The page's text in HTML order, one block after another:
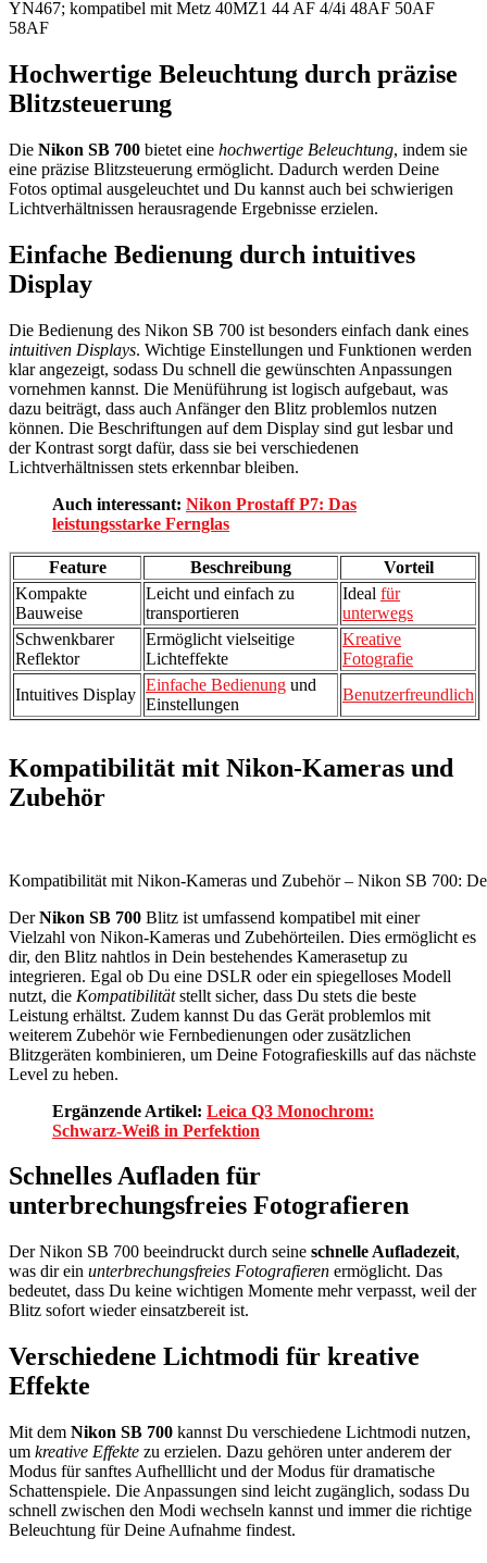
YN467; kompatibel mit Metz 40MZ1 44 AF 4/4i 48AF 50AF
58AF
Hochwertige Beleuchtung durch präzise
Blitzsteuerung
Die Nikon SB 700 bietet eine hochwertige Beleuchtung, indem sie
eine präzise Blitzsteuerung ermöglicht. Dadurch werden Deine
Fotos optimal ausgeleuchtet und Du kannst auch bei schwierigen
Lichtverhältnissen herausragende Ergebnisse erzielen.
Einfache Bedienung durch intuitives
Display
Die Bedienung des Nikon SB 700 ist besonders einfach dank eines
intuitiven Displays. Wichtige Einstellungen und Funktionen werden
klar angezeigt, sodass Du schnell die gewünschten Anpassungen
vornehmen kannst. Die Menüführung ist logisch aufgebaut, was
dazu beiträgt, dass auch Anfänger den Blitz problemlos nutzen
können. Die Beschriftungen auf dem Display sind gut lesbar und
der Kontrast sorgt dafür, dass sie bei verschiedenen
Lichtverhältnissen stets erkennbar bleiben.
Auch interessant: Nikon Prostaff P7: Das
leistungsstarke Fernglas
Feature Beschreibung
Vorteil
Kompakte
Bauweise
Leicht und einfach zu
transportieren
Ideal für
unterwegs
Schwenkbarer
Reflektor
Ermöglicht vielseitige
Lichteffekte
Kreative
Fotografie
Intuitives Display
Einfache Bedienung und
Einstellungen
Benutzerfreundlich
Kompatibilität mit Nikon-Kameras und
Zubehör
Kompatibilität mit Nikon-Kameras und Zubehör – Nikon SB 700:
DerNikon SB 700 Blitz ist umfassend kompatibel mit einer
Vielzahl von Nikon-Kameras und Zubehörteilen. Dies ermöglicht es
dir, den Blitz nahtlos in Dein bestehendes Kamerasetup zu
integrieren. Egal ob Du eine DSLR oder ein spiegelloses Modell
nutzt, die Kompatibilitätstellt sicher, dass Du stets die beste
Leistung erhältst. Zudem kannst Du das Gerät problemlos mit
weiterem Zubehör wie Fernbedienungen oder zusätzlichen
Blitzgeräten kombinieren, um Deine Fotografieskills auf das nächste
Level zu heben.
Ergänzende Artikel: Leica Q3 Monochrom:
Schwarz-Weiß in Perfektion
Schnelles Aufladen für
unterbrechungsfreies Fotografieren
Der Nikon SB 700 beeindruckt durch seine schnelle Aufladezeit,
was dir ein unterbrechungsfreies Fotografieren ermöglicht. Das
bedeutet, dass Du keine wichtigen Momente mehr verpasst, weil der
Blitz sofort wieder einsatzbereit ist.
Verschiedene Lichtmodi für kreative
Effekte
Mit dem Nikon SB 700 kannst Du verschiedene Lichtmodi nutzen,
um kreative Effekte zu erzielen. Dazu gehören unter anderem der
Modus für sanftes Aufhelllicht und der Modus für dramatische
Schattenspiele. Die Anpassungen sind leicht zugänglich, sodass Du
schnell zwischen den Modi wechseln kannst und immer die richtige
Beleuchtung für Deine Aufnahme findest.